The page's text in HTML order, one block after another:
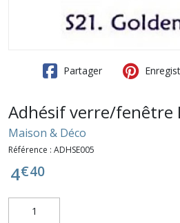
Partager
Adhésif verre/fenêtre
Maison & Déco
Référence : ADHSE005
4€40